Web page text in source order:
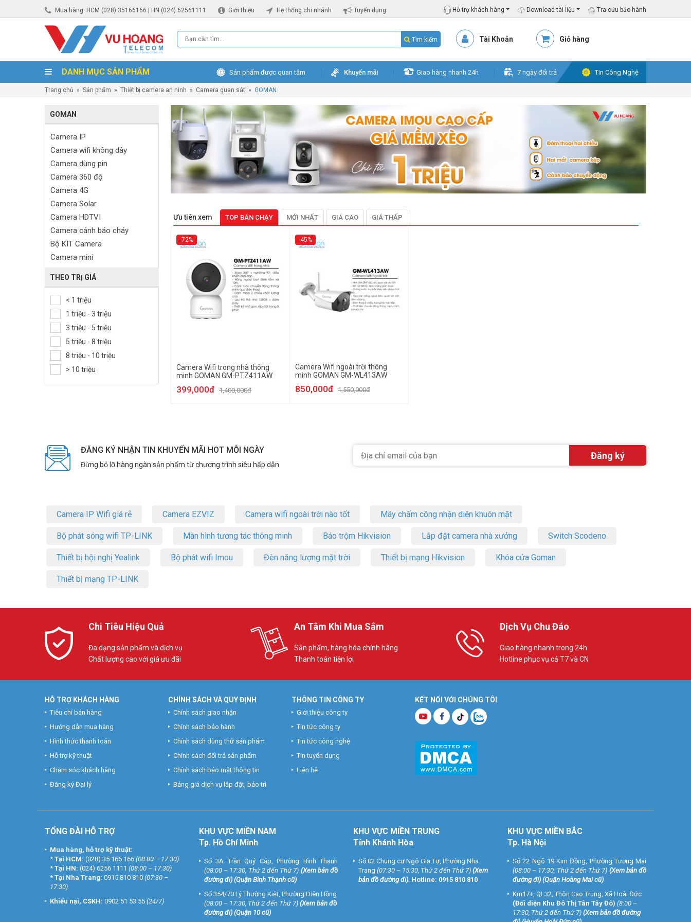
Mua hàng: HCM (028) 35166166 | HN (024) 62561111 Giới thiệu Hệ thống chi nhánh Tuyển dụng Hỗ trợ khách hàng Download tài liệu Tra cứu bảo hành
Tìm kiếm Tài Khoản Giỏ hàng
DANH MỤC SẢN PHẨM Sản phẩm được quan tâm Khuyến mãi Giao hàng nhanh 24h 7 ngày đổi trả Tin Công Nghệ
Trang chủ » Sản phẩm » Thiết bị camera an ninh » Camera quan sát » GOMAN
GOMAN
Camera IP
Camera wifi không dây
Camera dùng pin
Camera 360 độ
Camera 4G
Camera Solar
Camera HDTVI
Camera cảnh báo cháy
Bộ KIT Camera
Camera mini
Camera HDCVI
Camera Full Color
Camera Starlight
Camera AI
Camera 5in1
Camera 4in1
Camera AHD
Camera cảm biến thân nhiệt
Camera toàn cảnh
Camera ngoài trời
Camera Dome
Camera thân trụ
Camera Analog
THEO TRỊ GIÁ
< 1 triệu
1 triệu - 3 triệu
3 triệu - 5 triệu
5 triệu - 8 triệu
8 triệu - 10 triệu
> 10 triệu
Ưu tiên xem TOP BÁN CHẠY MỚI NHẤT GIÁ CAO GIÁ THẤP
-72%
Camera Wifi trong nhà thông
minh GOMAN GM-PTZ411AW
399,000đ 1,400,000đ
-45%
Camera Wifi ngoài trời thông
minh GOMAN GM-WL413AW
850,000đ 1,550,000đ
ĐĂNG KÝ NHẬN TIN KHUYẾN MÃI HOT MỖI NGÀY
Đừng bỏ lỡ hàng ngàn sản phẩm từ chương trình siêu hấp dẫn
Camera IP Wifi giá rẻ Camera EZVIZ Camera wifi ngoài trời nào tốt Máy chấm công nhận diện khuôn mặt
Bộ phát sóng wifi TP-LINK Màn hình tương tác thông minh Báo trộm Hikvision Lắp đặt camera nhà xưởng Switch Scodeno
Thiết bị hội nghị Yealink Bộ phát wifi Imou Đèn năng lượng mặt trời Thiết bị mạng Hikvision Khóa cửa Goman
Thiết bị mạng TP-LINK
Chi Tiêu Hiệu Quả
Đa dạng sản phẩm và dịch vụ
Chất lượng cao với giá ưu đãi
An Tâm Khi Mua Sắm
Sản phẩm, hàng hóa chính hãng
Thanh toán tiện lợi
Dịch Vụ Chu Đáo
Giao hàng nhanh trong 24h
Hotline phục vụ cả T7 và CN
KẾT NỐI VỚI CHÚNG TÔI
HỖ TRỢ KHÁCH HÀNG
Tiêu chí bán hàng
Hướng dẫn mua hàng
Hình thức thanh toán
Hỗ trợ kỹ thuật
Chăm sóc khách hàng
Đăng ký Đại lý
CHÍNH SÁCH VÀ QUY ĐỊNH
Chính sách giao nhận
Chính sách bảo hành
Chính sách dùng thử sản phẩm
Chính sách đổi trả sản phẩm
Chính sách bảo mật thông tin
Bảng giá dịch vụ lắp đặt, bảo trì
THÔNG TIN CÔNG TY
Giới thiệu công ty
Tin tức công ty
Tin tức công nghệ
Tin tuyển dụng
Liên hệ
TỔNG ĐÀI HỖ TRỢ
Mua hàng, hỗ trợ kỹ thuật:
* Tại HCM: (028) 35 166 166 (08:00 – 17:30)
* Tại HN: (024) 6256 1111 (08:00 – 17:30)
* Tại Nha Trang: 0915 810 810 (07:30 –
17:30)
Khiếu nại, CSKH: 0902 51 53 55 (24/7)
KHU VỰC MIỀN NAM
Tp. Hồ Chí Minh
Số 3A Trần Quý Cáp, Phường Bình Thạnh
(08:00 – 17:30, Thứ 2 đến Thứ 7) (Xem bản đồ
đường đi) (Quận Bình Thạnh cũ)
Số 354/70 Lý Thường Kiệt, Phường Diên Hồng
(08:00 – 17:30, Thứ 2 đến Thứ 7) (Xem bản đồ
đường đi) (Quận 10 cũ)
KHU VỰC MIỀN TRUNG
Tỉnh Khánh Hòa
Số 02 Chung cư Ngô Gia Tự, Phường Nha
Trang (07:30 – 15:30, Thứ 2 đến Thứ 7) (Xem
bản đồ đường đi). Hotline: 0915 810 810
KHU VỰC MIỀN BẮC
Tp. Hà Nội
Số 22 Ngõ 19 Kim Đồng, Phường Tương Mai
(08:00 – 17:30, Thứ 2 đến Thứ 7) (Xem bản đồ
đường đi) (Quận Hoàng Mai cũ)
Km17+, QL32, Thôn Cao Trung, Xã Hoài Đức
(Đối diện Khu Đô Thị Tân Tây Đô) (8:00 –
17:30, Thứ 2 đến Thứ 7) (Xem bản đồ đường